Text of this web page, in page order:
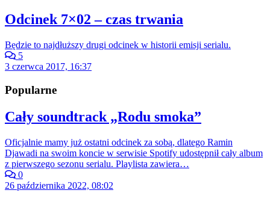
Odcinek 7×02 – czas trwania
Będzie to najdłuższy drugi odcinek w historii emisji serialu.
5
3 czerwca 2017, 16:37
Popularne
Cały soundtrack „Rodu smoka”
Oficjalnie mamy już ostatni odcinek za sobą, dlatego Ramin
Djawadi na swoim koncie w serwisie Spotify udostępnił cały album
z pierwszego sezonu serialu. Playlista zawiera…
0
26 października 2022, 08:02